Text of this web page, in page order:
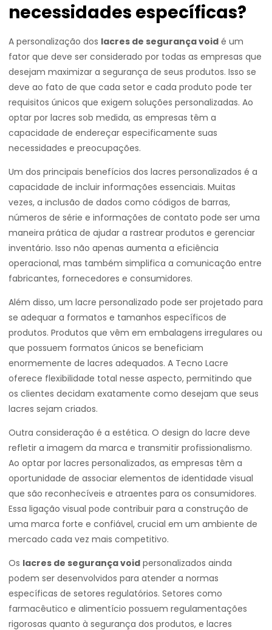
necessidades específicas?
A personalização dos lacres de segurança void é um
fator que deve ser considerado por todas as empresas que
desejam maximizar a segurança de seus produtos. Isso se
deve ao fato de que cada setor e cada produto pode ter
requisitos únicos que exigem soluções personalizadas. Ao
optar por lacres sob medida, as empresas têm a
capacidade de endereçar especificamente suas
necessidades e preocupações.
Um dos principais benefícios dos lacres personalizados é a
capacidade de incluir informações essenciais. Muitas
vezes, a inclusão de dados como códigos de barras,
números de série e informações de contato pode ser uma
maneira prática de ajudar a rastrear produtos e gerenciar
inventário. Isso não apenas aumenta a eficiência
operacional, mas também simplifica a comunicação entre
fabricantes, fornecedores e consumidores.
Além disso, um lacre personalizado pode ser projetado para
se adequar a formatos e tamanhos específicos de
produtos. Produtos que vêm em embalagens irregulares ou
que possuem formatos únicos se beneficiam
enormemente de lacres adequados. A Tecno Lacre
oferece flexibilidade total nesse aspecto, permitindo que
os clientes decidam exatamente como desejam que seus
lacres sejam criados.
Outra consideração é a estética. O design do lacre deve
refletir a imagem da marca e transmitir profissionalismo.
Ao optar por lacres personalizados, as empresas têm a
oportunidade de associar elementos de identidade visual
que são reconhecíveis e atraentes para os consumidores.
Essa ligação visual pode contribuir para a construção de
uma marca forte e confiável, crucial em um ambiente de
mercado cada vez mais competitivo.
Os lacres de segurança void personalizados ainda
podem ser desenvolvidos para atender a normas
específicas de setores regulatórios. Setores como
farmacêutico e alimentício possuem regulamentações
rigorosas quanto à segurança dos produtos, e lacres